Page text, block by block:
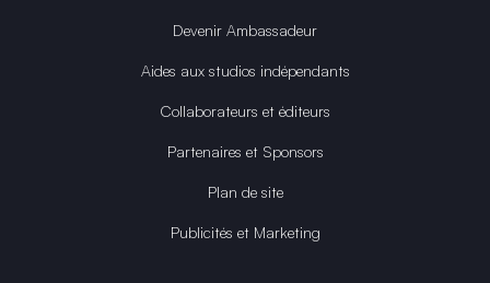
Devenir Ambassadeur
Aides aux studios indépendants
Collaborateurs et éditeurs
Partenaires et Sponsors
Plan de site
Publicités et Marketing